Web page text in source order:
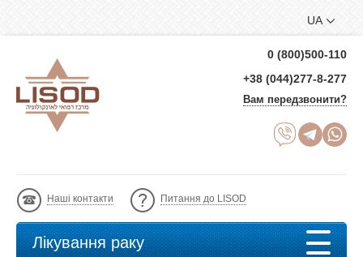
UA
0 (800)500-110
+38 (044)277-8-277
Вам передзвонити?
Наші контакти Питання до LISOD
Лікування раку